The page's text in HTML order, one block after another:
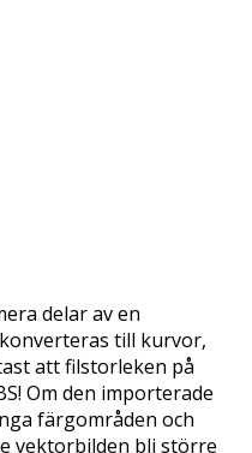
delar av en
till kurvor,
att filstorleken på
Om den importerade
färgområden och
vektorbilden bli större